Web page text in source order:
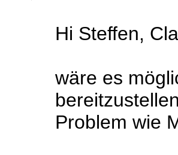
Hi Steffen,
wäre es
Problem wie